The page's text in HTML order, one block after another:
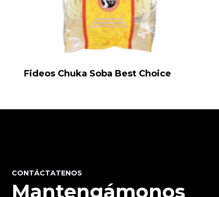
Fideos Chuka Soba Best Choice
CONTÁCTATENOS
Mantengámonos